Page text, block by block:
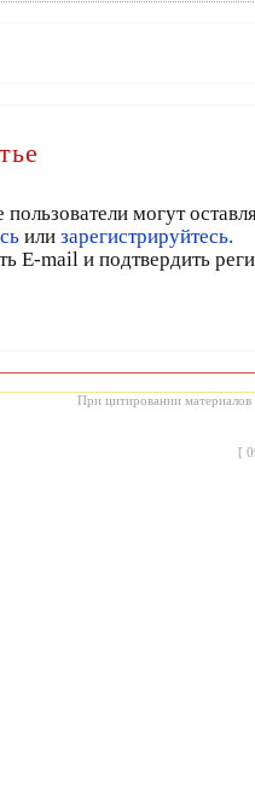
могут
или зарегистрируйтесь.
E-mail и подтвердить
При цитировании материалов
[